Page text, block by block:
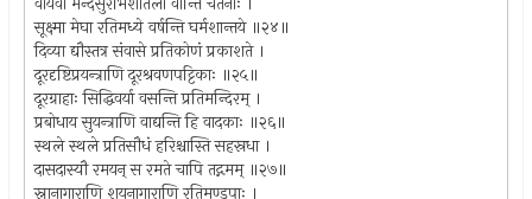
सूक्ष्मा मेघा रतिमध्ये वर्षन्ति घर्मशान्तये ॥२४॥
दिव्या द्यौस्तत्र संवासे प्रतिकोणं प्रकाशते ।
दूरदृष्टिप्रयन्त्राणि दूरश्रवणपट्टिकाः ॥२५॥
दूरग्राहाः सिद्धिवर्या वसन्ति प्रतिमन्दिरम् ।
प्रबोधाय सुयन्त्राणि वाद्यन्ति हि वादकाः ॥२६॥
स्थले स्थले प्रतिसौधं हरिश्चास्ति सहस्रधा ।
दासदास्यौ रमयन् स रमते चापि तद्गमम् ॥२७॥
स्नानागाराणि शयनागाराणि रतिमण्डपाः ।